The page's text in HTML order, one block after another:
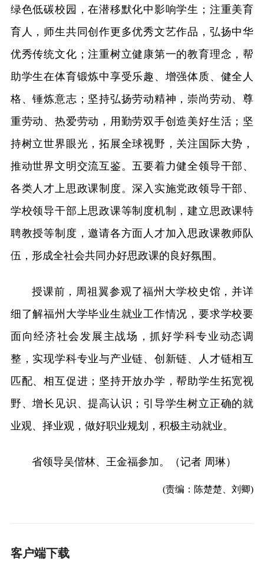
绿色低碳校园，在潜移默化中影响学生；注重美育
育人，师生共同创作更多优秀文艺作品，弘扬中华
优秀传统文化；注重树立健康第一的教育理念，帮
助学生在体育锻炼中享受乐趣、增强体质、健全人
格、锤炼意志；坚持弘扬劳动精神，崇尚劳动、尊
重劳动、热爱劳动，用勤劳双手创造美好生活；坚
持树立世界眼光，拓展全球视野，关注国际大势，
推动世界文明交流互鉴。五要着力健全领导干部、
各类人才上思政课制度。深入实施党政领导干部、
学校领导干部上思政课等制度机制，建立思政课特
聘教授等制度，邀请各方面人才加入思政课教师队
伍，形成全社会共同办好思政课的良好氛围。
授课前，周祖翼参观了福州大学校史馆，并详
细了解福州大学毕业生就业工作情况，要求学校要
面向经济社会发展主战场，抓好学科专业动态调
整，实现学科专业与产业链、创新链、人才链相互
匹配、相互促进；坚持开放办学，帮助学生拓宽视
野、增长见识、提高认识；引导学生树立正确的就
业观、择业观，做好职业规划，积极主动就业。
省领导吴偕林、王金福参加。（记者 周琳）
(责编：陈楚楚、刘卿)
客户端下载